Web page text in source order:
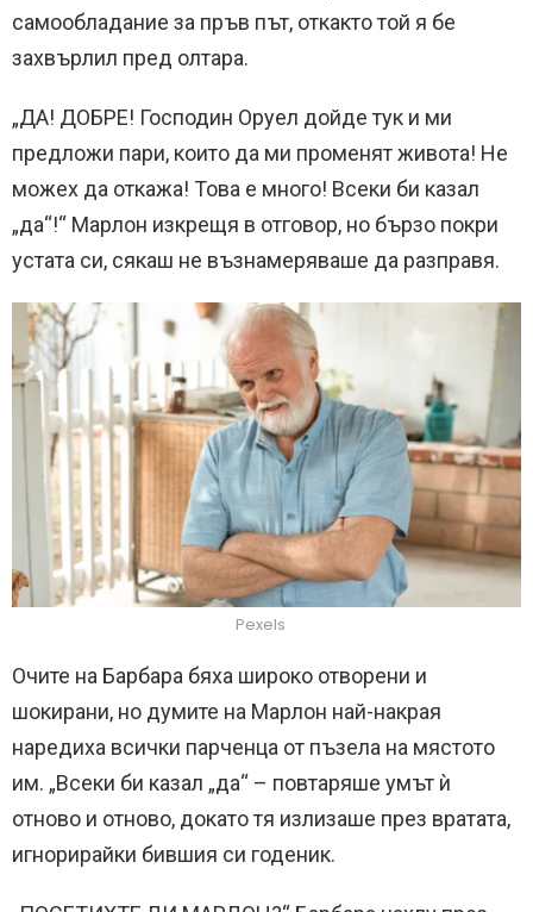
самообладание за пръв път, откакто той я бе
захвърлил пред олтара.
„ДА! ДОБРЕ! Господин Оруел дойде тук и ми
предложи пари, които да ми променят живота! Не
можех да откажа! Това е много! Всеки би казал
„да“!“ Марлон изкрещя в отговор, но бързо покри
устата си, сякаш не възнамеряваше да разправя.
Pexels
Очите на Барбара бяха широко отворени и
шокирани, но думите на Марлон най-накрая
наредиха всички парченца от пъзела на мястото
им. „Всеки би казал „да“ – повтаряше умът ѝ
отново и отново, докато тя излизаше през вратата,
игнорирайки бившия си годеник.